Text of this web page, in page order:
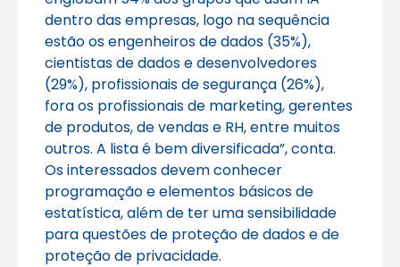
dentro das empresas, logo na sequência
estão os engenheiros de dados (35%),
cientistas de dados e desenvolvedores
(29%), profissionais de segurança (26%),
fora os profissionais de marketing, gerentes
de produtos, de vendas e RH, entre muitos
outros. A lista é bem diversificada”, conta.
Os interessados devem conhecer
programação e elementos básicos de
estatística, além de ter uma sensibilidade
para questões de proteção de dados e de
proteção de privacidade.